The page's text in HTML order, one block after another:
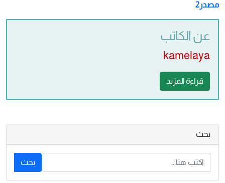
مصدر2
عن الكاتب
kamelaya
قراءة المزيد
بحث
بحث